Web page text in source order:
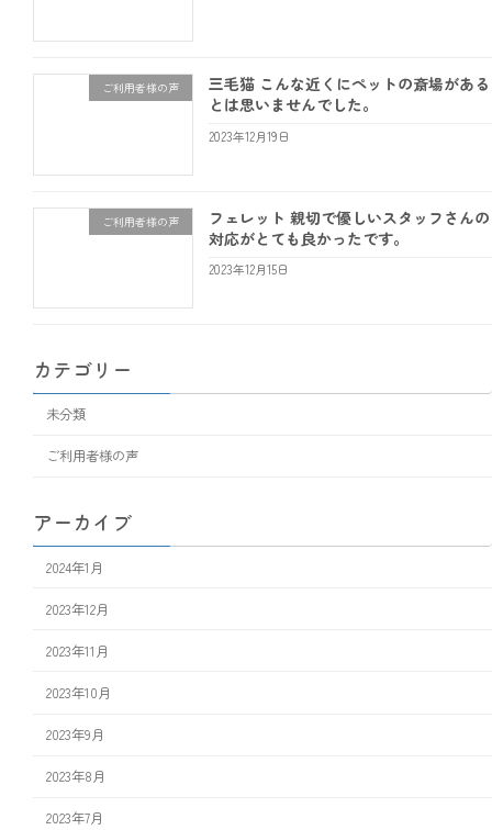
ご利用者様の声
三毛猫 こんな近くにペットの斎場がある
とは思いませんでした。
2023年12月19日
ご利用者様の声
フェレット 親切で優しいスタッフさんの
対応がとても良かったです。
2023年12月15日
カテゴリー
未分類
ご利用者様の声
アーカイブ
2024年1月
2023年12月
2023年11月
2023年10月
2023年9月
2023年8月
2023年7月